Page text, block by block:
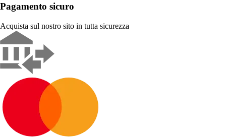
Pagamento sicuro
Acquista sul nostro sito in tutta sicurezza